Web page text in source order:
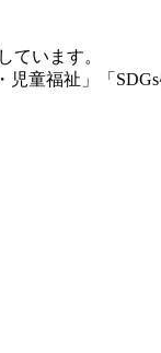
ています。
童福祉」「